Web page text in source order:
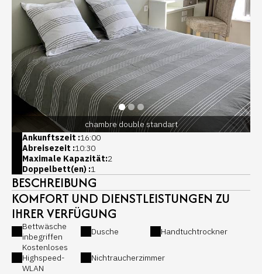
chambre double standart
Ankunftszeit :16:00
Abreisezeit :10:30
Maximale Kapazität:2
Doppelbett(en) :1
BESCHREIBUNG
KOMFORT UND DIENSTLEISTUNGEN ZU
IHRER VERFÜGUNG
Bettwäsche
inbegriffen
Dusche
Handtuchtrockner
Kostenloses
Highspeed-
WLAN
Nichtraucherzimmer